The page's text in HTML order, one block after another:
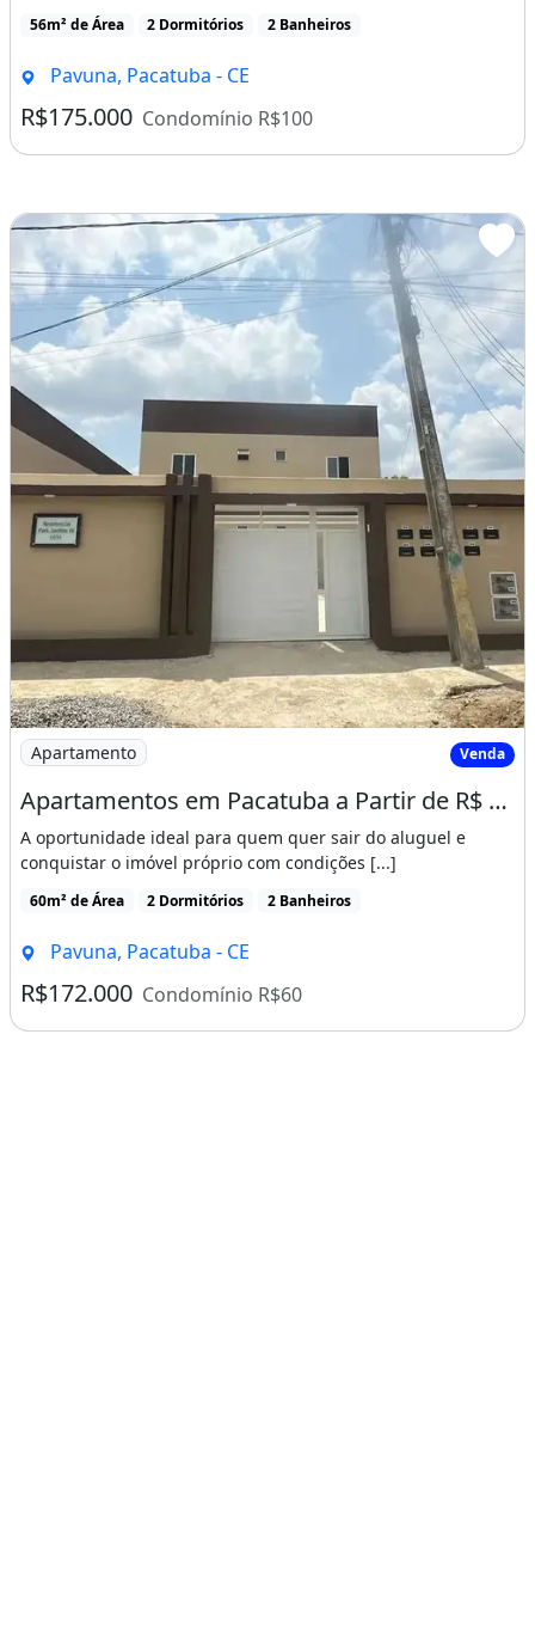
56m² de Área 2 Dormitórios 2 Banheiros
Pavuna, Pacatuba - CE
R$175.000 Condomínio R$100
Imagem: Apartamentos em Pacatuba a Partir de R$
Apartamento Venda
Apartamentos em Pacatuba a Partir de R$ 172 Mil
A oportunidade ideal para quem quer sair do aluguel e
conquistar o imóvel próprio com condições [...]
60m² de Área 2 Dormitórios 2 Banheiros
Pavuna, Pacatuba - CE
R$172.000 Condomínio R$60